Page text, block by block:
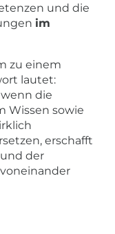
und die
im
zu einem
lautet:
die
Wissen sowie
erschafft
der